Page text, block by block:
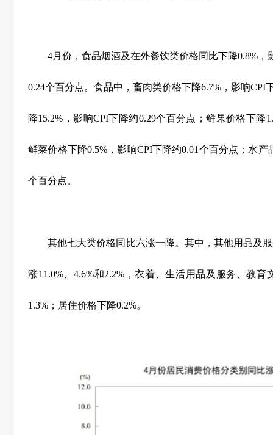
4月份，食品烟酒及在外餐饮类价格同比下降0.8% ，
0.24个百分点。食品中，畜肉类价格下降6.7% ，影响CPI
降15.2% ，影响CPI下降约0.29个百分点；鲜果价格下降
鲜菜价格下降0.5% ，影响CPI下降约0.01 个百分点；水产
个百分点。
其他七大类价格同比六涨一降。其中，其他用品及服
涨11.0%、 4.6%和2.2% ，衣着、生活用品及服务、教育
1.3% ；居住价格下降0.2%。